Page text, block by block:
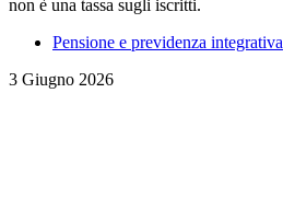
non è una tassa sugli iscritti.
Pensione e previdenza integrativa
3 Giugno 2026